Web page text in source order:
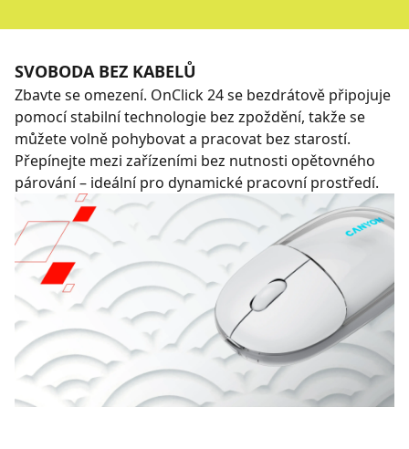
SVOBODA BEZ KABELŮ
Zbavte se omezení. OnClick 24 se bezdrátově připojuje
pomocí stabilní technologie bez zpoždění, takže se
můžete volně pohybovat a pracovat bez starostí.
Přepínejte mezi zařízeními bez nutnosti opětovného
párování – ideální pro dynamické pracovní prostředí.